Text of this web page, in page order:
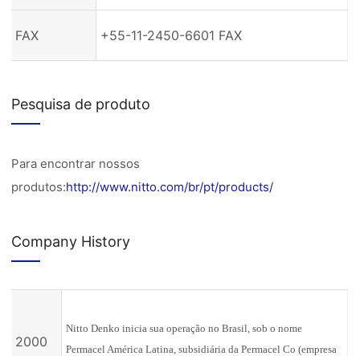
FAX +55-11-2450-6601 FAX
Pesquisa de produto
Para encontrar nossos
produtos:http://www.nitto.com/br/pt/products/
Company History
2000
Nitto Denko inicia sua operação no Brasil, sob o nome
Permacel América Latina, subsidiária da Permacel Co (empresa